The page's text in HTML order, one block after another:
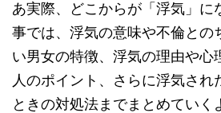
あ実際、どこからが「浮気」に
事では、浮気の意味や不倫との
い男女の特徴、浮気の理由や心
人のポイント、さらに浮気され
ときの対処法までまとめていく